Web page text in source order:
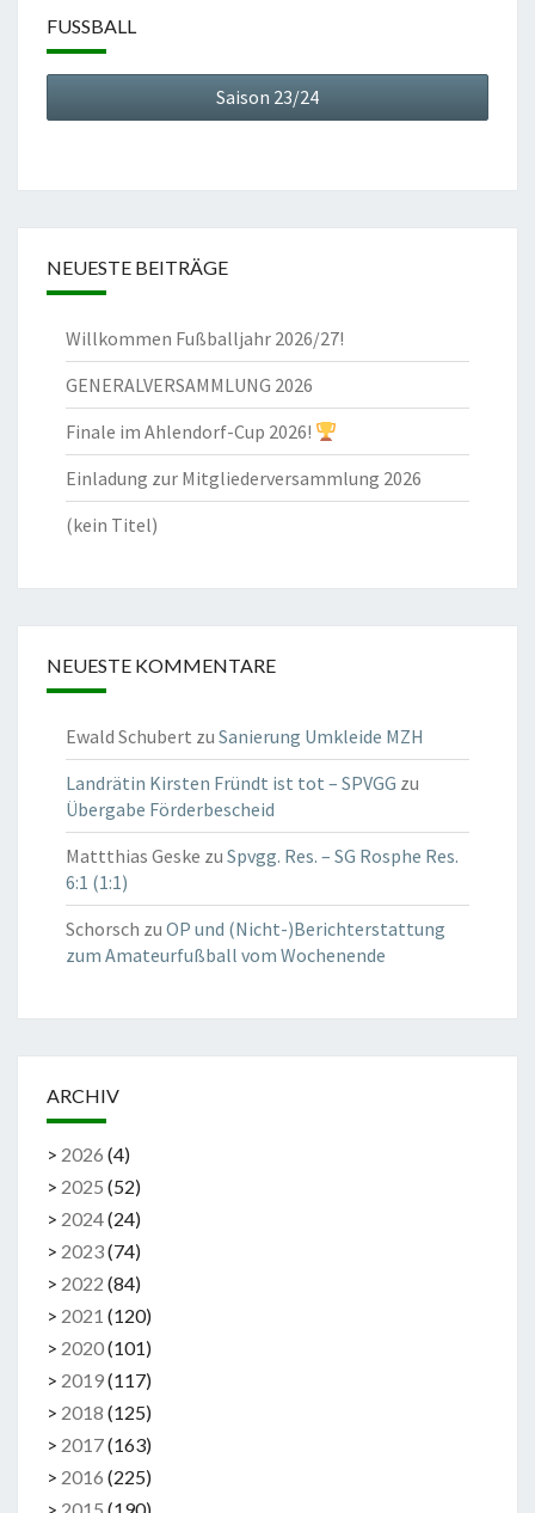
FUSSBALL
Saison 23/24
NEUESTE BEITRÄGE
Willkommen Fußballjahr 2026/27!
GENERALVERSAMMLUNG 2026
Finale im Ahlendorf-Cup 2026!
Einladung zur Mitgliederversammlung 2026
(kein Titel)
NEUESTE KOMMENTARE
Ewald Schubert zu Sanierung Umkleide MZH
Landrätin Kirsten Fründt ist tot – SPVGG zu
Übergabe Förderbescheid
Mattthias Geske zu Spvgg. Res. – SG Rosphe Res.
6:1 (1:1)
Schorsch zu OP und (Nicht-)Berichterstattung
zum Amateurfußball vom Wochenende
ARCHIV
> 2026 (4)
> 2025 (52)
> 2024(24)
> 2023(74)
> 2022 (84)
> 2021 (120)
> 2020(101)
> 2019(117)
> 2018 (125)
> 2017(163)
> 2016 (225)